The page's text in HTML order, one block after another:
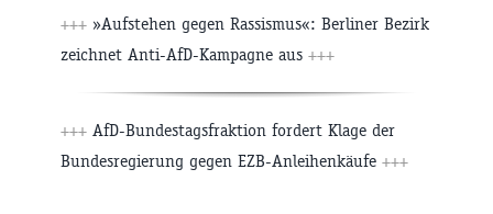
+++ »Aufstehen gegen Rassismus«: Berliner Bezirk
zeichnet Anti-AfD-Kampagne aus +++
+++ AfD-Bundestagsfraktion fordert Klage der
Bundesregierung gegen EZB-Anleihenkäufe +++